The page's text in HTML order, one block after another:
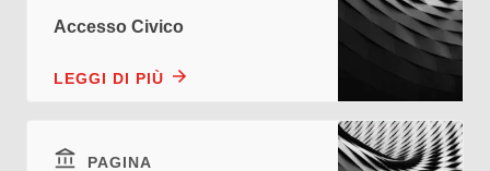
Accesso Civico
LEGGI DI PIÙ
PAGINA